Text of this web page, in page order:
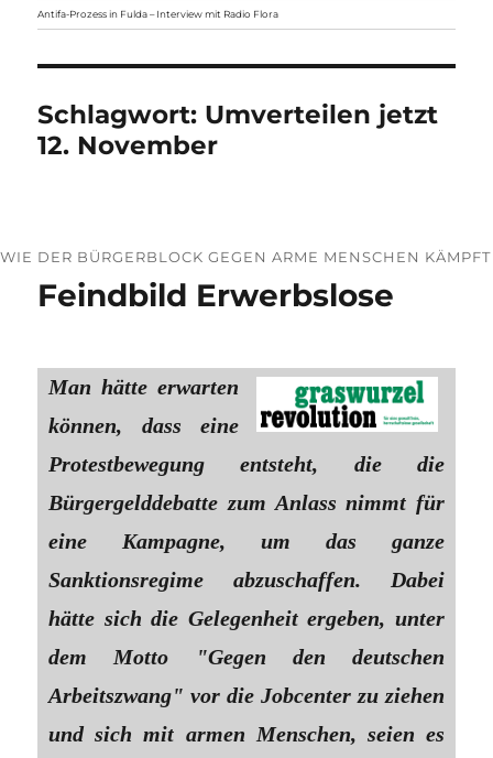
Antifa-Prozess in Fulda – Interview mit Radio Flora
Schlagwort: Umverteilen jetzt
12. November
WIE DER BÜRGERBLOCK GEGEN ARME MENSCHEN KÄMPFT
Feindbild Erwerbslose
Man hätte erwarten
können, dass eine
Protestbewegung entsteht, die die
Bürgergelddebatte zum Anlass nimmt für
eine Kampagne, um das ganze
Sanktionsregime abzuschaffen. Dabei
hätte sich die Gelegenheit ergeben, unter
dem Motto "Gegen den deutschen
Arbeitszwang" vor die Jobcenter zu ziehen
und sich mit armen Menschen, seien es